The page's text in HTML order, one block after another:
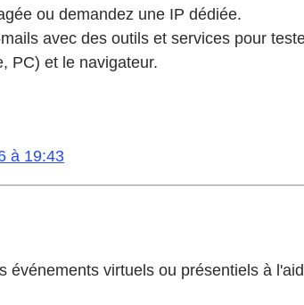
ou demandez une IP dédiée.
avec des outils et services pour
PC) et le navigateur.
à 19:43
virtuels ou présentiels à